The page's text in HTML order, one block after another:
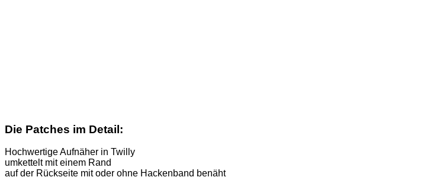
Die Patches im Detail:
Hochwertige Aufnäher in Twilly
umkettelt mit einem Rand
auf der Rückseite mit oder ohne Hackenband benäht